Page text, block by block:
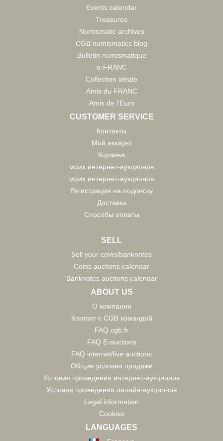
Events calendar
Treasures
Numismatic archives
CGB numismatics blog
Bulletin numismatique
e-FRANC
Collection idéale
Amis du FRANC
Amis de l'Euro
CUSTOMER SERVICE
Контакты
Мой аккаунт
Корзина
моих интернет-аукционов
моих интернет-аукционов
Регистрация на подписку
Доставка
Способы оплаты
SELL
Sell your coins/banknotes
Coins auctions calendar
Banknotes auctions calendar
ABOUT US
О компании
Контакт с CGB командой
FAQ cgb.fr
FAQ E-auctions
FAQ internet/live auctions
Общие условия продажи
Условия проведения интернет-аукционов
Условия проведения онлайн-аукционов
Legal information
Cookies
LANGUAGES